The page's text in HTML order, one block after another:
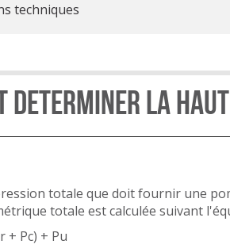
techniques
determiner la
totale que doit fournir une
totale est calculée suivant
+ Pc) + Pu